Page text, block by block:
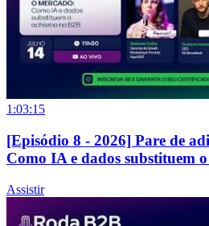
1:03:15
[Episódio 8 - 2026] Pare de
Como IA e dados substituem
Assistir